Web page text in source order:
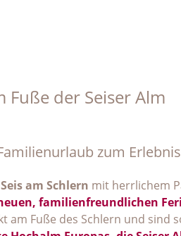
der Seiser Alm
zum
am Schlern mit herrlichem
familienfreundlichen
am Fuße des Schlern und sind